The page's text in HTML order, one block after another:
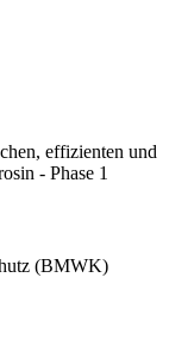
effizienten und
- Phase 1
(BMWK)